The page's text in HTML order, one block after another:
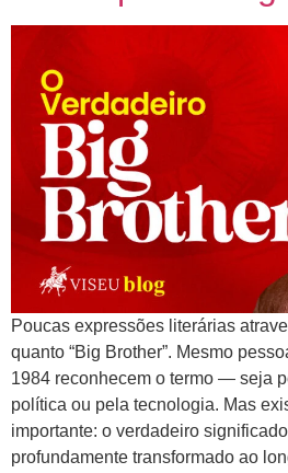
Poucas expressões literárias
quanto “Big Brother”. Mesmo
1984 reconhecem o termo — seja
política ou pela tecnologia. Mas
importante: o verdadeiro
profundamente transformado ao